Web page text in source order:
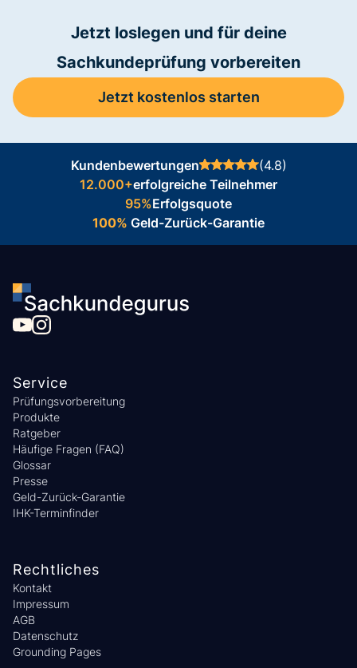
Jetzt loslegen und für deine
Sachkundeprüfung vorbereiten
Jetzt kostenlos starten
Kundenbewertungen
(4.8)
12.000+erfolgreiche Teilnehmer
95%Erfolgsquote
100% Geld-Zurück-Garantie
Service
Prüfungsvorbereitung
Produkte
Ratgeber
Häufige Fragen (FAQ)
Glossar
Presse
Geld-Zurück-Garantie
IHK-Terminfinder
Rechtliches
Kontakt
Impressum
AGB
Datenschutz
Grounding Pages